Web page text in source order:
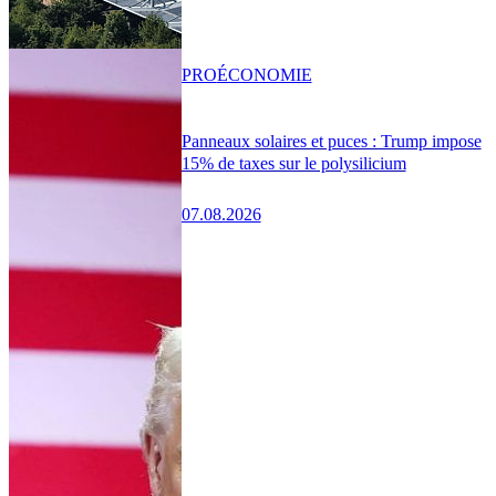
Panneaux solaires et puces : Trump impose
15% de taxes sur le polysilicium
07.08.2026
PROÉCONOMIE